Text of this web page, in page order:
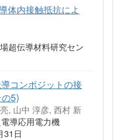
体内接触抵抗によ
超伝導材料研究セン
コンポジットの接
5)
, 山中 淳彦, 西村 新
導応用電力機
31日